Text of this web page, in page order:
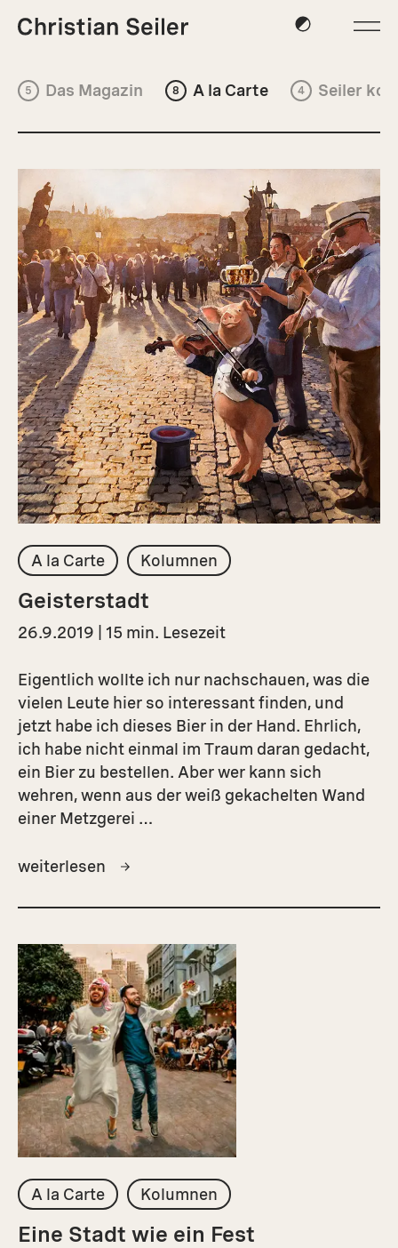
5 Das Magazin 8 A la Carte 4 Seiler
A la Carte Kolumnen
Geisterstadt
26.9.2019 | 15 min. Lesezeit
Eigentlich wollte ich nur nachschauen, was die
vielen Leute hier so interessant finden, und
jetzt habe ich dieses Bier in der Hand. Ehrlich,
ich habe nicht einmal im Traum daran gedacht,
ein Bier zu bestellen. Aber wer kann sich
wehren, wenn aus der weiß gekachelten Wand
einer Metzgerei …
weiterlesen
A la Carte Kolumnen
Eine Stadt wie ein Fest